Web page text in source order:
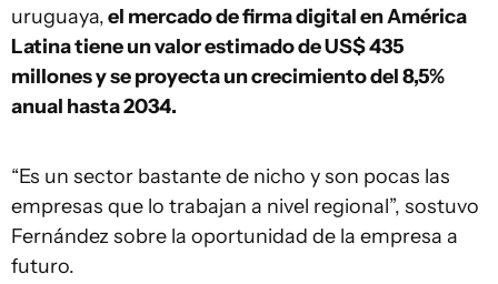
uruguaya,el mercado de firma digital en América
Latina tiene un valor estimado de US$ 435
millones y se proyecta un crecimiento del 8,5%
anual hasta 2034.
“Es un sector bastante de nicho y son pocas las
empresas que lo trabajan a nivel regional”, sostuvo
Fernández sobre la oportunidad de la empresa a
futuro.